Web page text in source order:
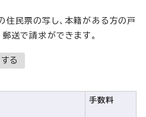
民票の写し、本籍がある方の戸
送で請求ができます。
る
手数料